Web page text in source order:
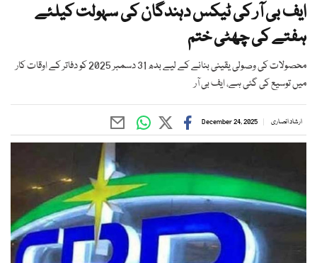
ایف بی آر کی ٹیکس دہندگان کی سہولت کیلئے
ہفتے کی چھٹی ختم
محصولات کی وصولی یقینی بنانے کے لیے بدھ 31 دسمبر 2025 کو دفاتر کے اوقات کار
میں توسیع کی گئی ہے، ایف بی آر
ارشاد انصاری December 24, 2025